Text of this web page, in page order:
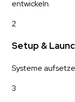
entwickeln.
2
Setup &
Systeme
3